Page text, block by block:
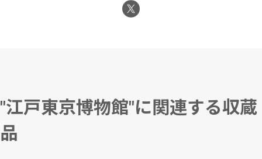
"江戸東京博物館"に関連する収蔵
品